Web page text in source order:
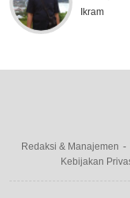
Ikram
Redaksi & Manajemen
Kebijakan